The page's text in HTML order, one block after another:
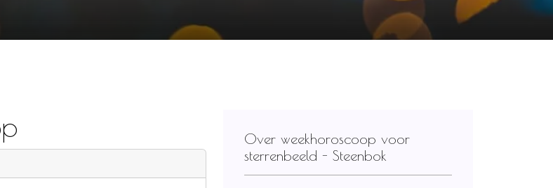
Over weekhoroscoop voor
sterrenbeeld - Steenbok